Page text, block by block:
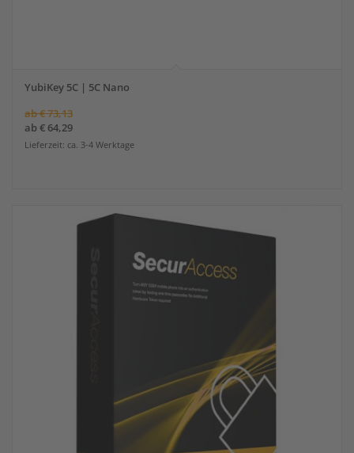
YubiKey 5C | 5C Nano
ab€73,13
ab€ 64,29
Lieferzeit: ca. 3-4 Werktage